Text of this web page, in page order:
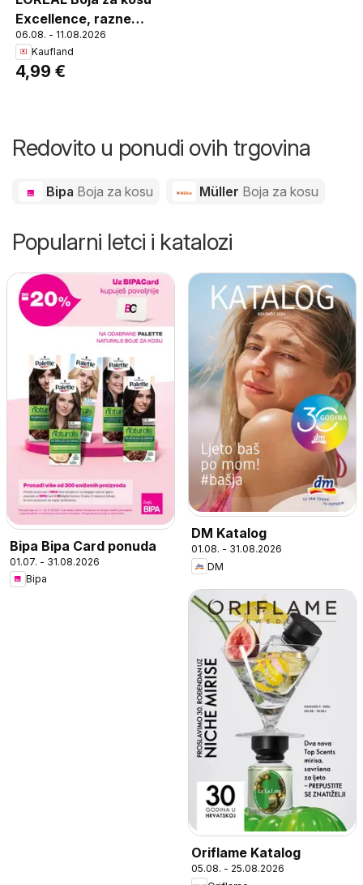
Excellence, razne
vrste, komad
06.08. - 11.08.2026
Kaufland
4,99 €
Redovito u ponudi ovih trgovina
Bipa Boja za kosu Müller Boja za kosu
Popularni letci i katalozi
Bipa Bipa Card ponuda
01.07. - 31.08.2026
Bipa
DM Katalog
01.08. - 31.08.2026
DM
Oriflame Katalog
05.08. - 25.08.2026